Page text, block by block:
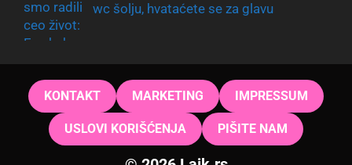
wc šolju, hvataćete se za glavu
KONTAKT MARKETING IMPRESSUM
USLOVI KORIŠĆENJA PIŠITE NAM